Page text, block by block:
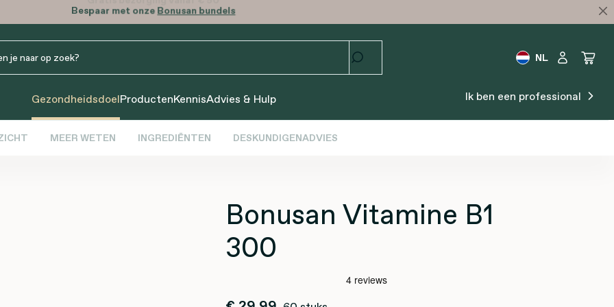
Bespaar met onzeBonusan bundels
NL
GezondheidsdoelProductenKennisAdvies & Hulp Ik ben een professional
MEER WETEN INGREDIËNTEN DESKUNDIGENADVIES
Bonusan Vitamine B1
300